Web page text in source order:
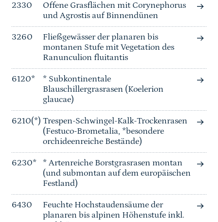
2330
Offene Grasflächen mit Corynephorus
und Agrostis auf Binnendünen
3260
Fließgewässer der planaren bis
montanen Stufe mit Vegetation des
Ranunculion fluitantis
6120*
* Subkontinentale
Blauschillergrasrasen (Koelerion
glaucae)
6210(*) Trespen-Schwingel-Kalk-Trockenrasen
(Festuco-Brometalia, *besondere
orchideenreiche Bestände)
6230*
* Artenreiche Borstgrasrasen montan
(und submontan auf dem europäischen
Festland)
6430
Feuchte Hochstaudensäume der
planaren bis alpinen Höhenstufe inkl.